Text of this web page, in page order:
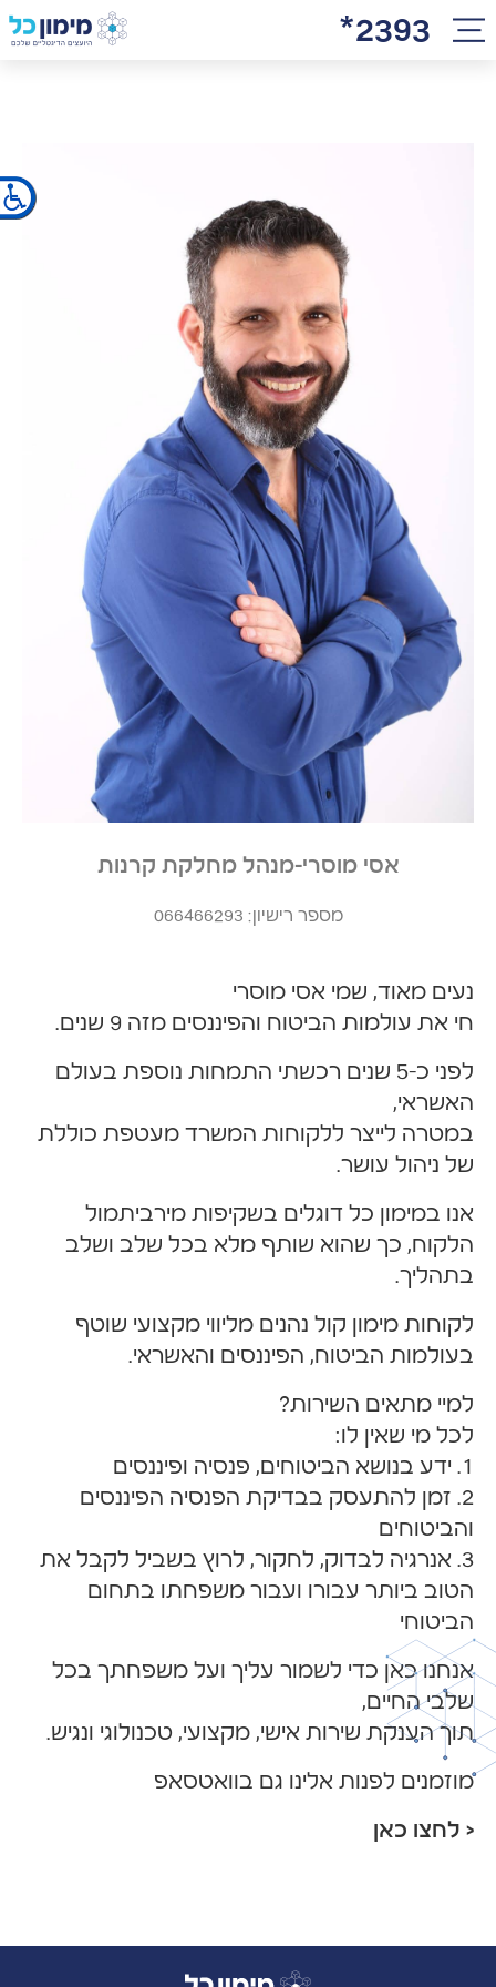
2393*
אסי מוסרי-מנהל מחלקת קרנות
מספר רישיון: 066466293
נעים מאוד, שמי אסי מוסרי
חי את עולמות הביטוח והפיננסים מזה 9 שנים.
לפני כ-5 שנים רכשתי התמחות נוספת בעולם
האשראי,
במטרה לייצר ללקוחות המשרד מעטפת כוללת
של ניהול עושר.
אנו במימון כל דוגלים בשקיפות מירביתמול
הלקוח, כך שהוא שותף מלא בכל שלב ושלב
בתהליך.
לקוחות מימון קול נהנים מליווי מקצועי שוטף
בעולמות הביטוח, הפיננסים והאשראי.
למיי מתאים השירות?
לכל מי שאין לו:
1. ידע בנושא הביטוחים, פנסיה ופיננסים
2. זמן להתעסק בבדיקת הפנסיה הפיננסים
והביטוחים
3. אנרגיה לבדוק, לחקור, לרוץ בשביל לקבל את
הטוב ביותר עבורו ועבור משפחתו בתחום
הביטוחי
אנחנו כאן כדי לשמור עליך ועל משפחתך בכל
שלבי החיים,
תוך הענקת שירות אישי, מקצועי, טכנולוגי ונגיש.
מוזמנים לפנות אלינו גם בוואטסאפ
< לחצו כאן